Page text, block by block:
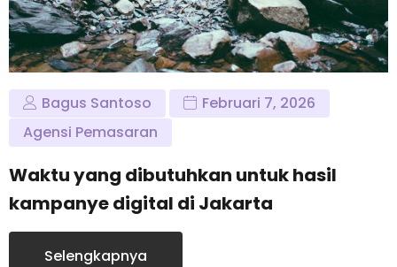
Bagus Santoso
Februari 7, 2026
Agensi Pemasaran
Waktu yang dibutuhkan untuk hasil
kampanye digital di Jakarta
Selengkapnya